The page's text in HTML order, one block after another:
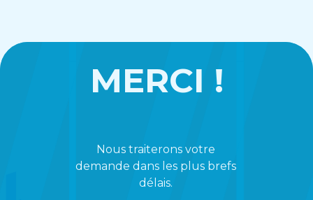
MERCI !
Nous traiterons votre
demande dans les plus brefs
délais.